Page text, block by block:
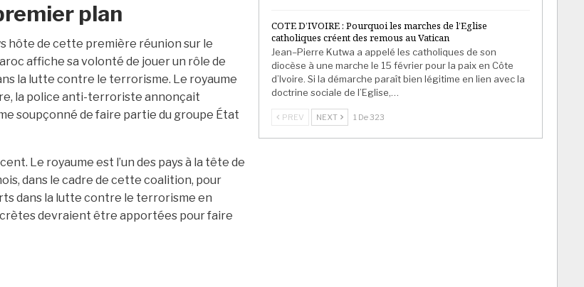
plan
hôte de cette première réunion sur le
affiche sa volonté de jouer un rôle de
la lutte contre le terrorisme. Le royaume
la police anti-terroriste annonçait
soupçonné de faire partie du groupe État
Le royaume est l’un des pays à la tête de
dans le cadre de cette coalition, pour
dans la lutte contre le terrorisme en
devraient être apportées pour faire
COTE D’IVOIRE : Pourquoi les marches de l’Eglise
catholiques créent des remous au Vatican
Jean–Pierre Kutwa a appelé les catholiques de son
diocèse à une marche le 15 février pour la paix en Côte
d’Ivoire. Si la démarche paraît bien légitime en lien avec la
doctrine sociale de l’Eglise,…
PREV NEXT 1 De 323